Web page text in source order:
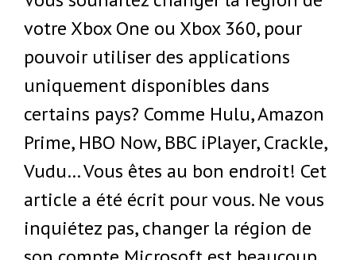
votre Xbox One ou Xbox 360, pour
pouvoir utiliser des applications
uniquement disponibles dans
certains pays? Comme Hulu, Amazon
Prime, HBO Now, BBC iPlayer, Crackle,
Vudu… Vous êtes au bon endroit! Cet
article a été écrit pour vous. Ne vous
inquiétez pas, changer la région de